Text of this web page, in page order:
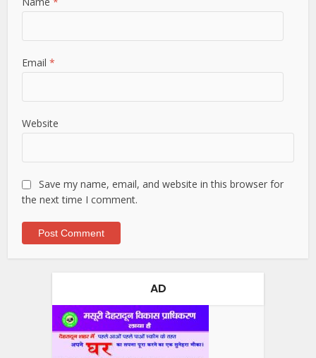
Email*
Website
Save my name, email, and website in this browser for
the next time I comment.
AD